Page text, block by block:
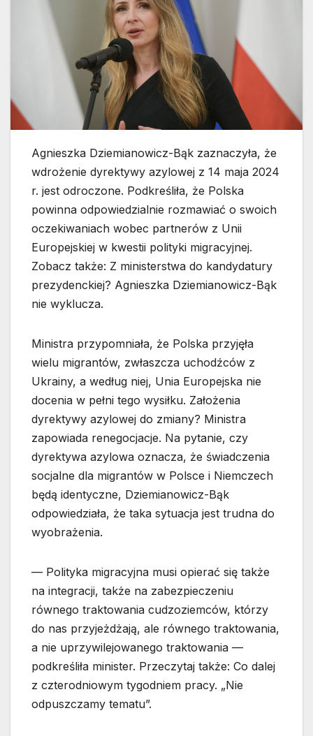
Agnieszka Dziemianowicz-Bąk zaznaczyła, że
wdrożenie dyrektywy azylowej z 14 maja 2024
r. jest odroczone. Podkreśliła, że Polska
powinna odpowiedzialnie rozmawiać o swoich
oczekiwaniach wobec partnerów z Unii
Europejskiej w kwestii polityki migracyjnej.
Zobacz także: Z ministerstwa do kandydatury
prezydenckiej? Agnieszka Dziemianowicz-Bąk
nie wyklucza.
Ministra przypomniała, że Polska przyjęła
wielu migrantów, zwłaszcza uchodźców z
Ukrainy, a według niej, Unia Europejska nie
docenia w pełni tego wysiłku. Założenia
dyrektywy azylowej do zmiany? Ministra
zapowiada renegocjacje. Na pytanie, czy
dyrektywa azylowa oznacza, że świadczenia
socjalne dla migrantów w Polsce i Niemczech
będą identyczne, Dziemianowicz-Bąk
odpowiedziała, że taka sytuacja jest trudna do
wyobrażenia.
— Polityka migracyjna musi opierać się także
na integracji, także na zabezpieczeniu
równego traktowania cudzoziemców, którzy
do nas przyjeżdżają, ale równego traktowania,
a nie uprzywilejowanego traktowania —
podkreśliła minister. Przeczytaj także: Co dalej
z czterodniowym tygodniem pracy. „Nie
odpuszczamy tematu”.